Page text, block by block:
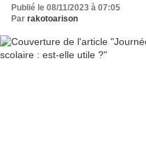
Publié le 08/11/2023 à 07:05
Par rakotoarison